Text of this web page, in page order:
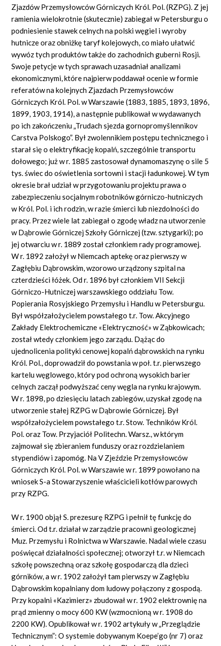
Zjazdów Przemysłowców Górniczych Król. Pol. (RZPG). Z jej
ramienia wielokrotnie (skutecznie) zabiegał w Petersburgu o
podniesienie stawek celnych na polski węgiel i wyroby
hutnicze oraz obniżkę taryf kolejowych, co miało ułatwić
wywóz tych produktów także do zachodnich guberni Rosji.
Swoje petycje w tych sprawach uzasadniał analizami
ekonomicznymi, które najpierw poddawał ocenie w formie
referatów na kolejnych Zjazdach Przemysłowców
Górniczych Król. Pol. w Warszawie (1883, 1885, 1893, 1896,
1899, 1903, 1914), a następnie publikował w wydawanych
po ich zakończeniu „Trudach sjezda gornopromyšlennikov
Carstva Polskogo”. Był zwolennikiem postępu technicznego i
starał się o elektryfikację kopalń, szczególnie transportu
dołowego; już w r. 1885 zastosował dynamomaszynę o sile 5
tys. świec do oświetlenia sortowni i stacji ładunkowej. W tym
okresie brał udział w przygotowaniu projektu prawa o
zabezpieczeniu socjalnym robotników górniczo-hutniczych
w Król. Pol. i ich rodzin, w razie śmierci lub niezdolności do
pracy. Przez wiele lat zabiegał o zgodę władz na utworzenie
w Dąbrowie Górniczej Szkoły Górniczej (tzw. sztygarki); po
jej otwarciu w r. 1889 został członkiem rady programowej.
W r. 1892 założył w Niemcach aptekę oraz pierwszy w
Zagłębiu Dąbrowskim, wzorowo urządzony szpital na
czterdzieści łóżek. Od r. 1896 był członkiem VII Sekcji
Górniczo-Hutniczej warszawskiego oddziału Tow.
Popierania Rosyjskiego Przemysłu i Handlu w Petersburgu.
Był współzałożycielem powstałego t.r. Tow. Akcyjnego
Zakłady Elektrochemiczne «Elektryczność» w Ząbkowicach;
został wtedy członkiem jego zarządu. Dążąc do
ujednolicenia polityki cenowej kopalń dąbrowskich na rynku
Król. Pol., doprowadził do powstania w poł. t.r. pierwszego
kartelu węglowego, który pod ochroną wysokich barier
celnych zaczął podwyższać ceny węgla na rynku krajowym.
W r. 1898, po dziesięciu latach zabiegów, uzyskał zgodę na
utworzenie stałej RZPG w Dąbrowie Górniczej. Był
współzałożycielem powstałego t.r. Stow. Techników Król.
Pol. oraz Tow. Przyjaciół Politechn. Warsz., w którym
zajmował się zbieraniem funduszy oraz rozdzielaniem
stypendiów i zapomóg. Na V Zjeździe Przemysłowców
Górniczych Król. Pol. w Warszawie w r. 1899 powołano na
wniosek S-a Stowarzyszenie właścicieli kotłów parowych
przy RZPG.
W r. 1900 objął S. prezesurę RZPG i pełnił tę funkcję do
śmierci. Od t.r. działał w zarządzie pracowni geologicznej
Muz. Przemysłu i Rolnictwa w Warszawie. Nadal wiele czasu
poświęcał działalności społecznej; otworzył t.r. w Niemcach
szkołę powszechną oraz szkołę gospodarczą dla dzieci
górników, a w r. 1902 założył tam pierwszy w Zagłębiu
Dąbrowskim kopalniany dom ludowy połączony z gospodą.
Przy kopalni «Kazimierz» zbudował w r. 1902 elektrownię na
prąd zmienny o mocy 600 KW (wzmocnioną w r. 1908 do
2200 KW). Opublikował w r. 1902 artykuły w „Przeglądzie
Technicznym”: O systemie dobywanym Koepe’go (nr 7) oraz